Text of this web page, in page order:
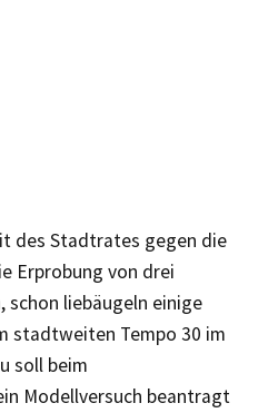
des Stadtrates gegen die
Erprobung von drei
schon liebäugeln einige
stadtweiten Tempo 30 im
soll beim
Modellversuch beantragt